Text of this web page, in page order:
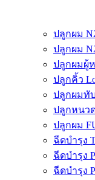
ปลูกผม
ปลูกผม
ปลูกผมผู้
ปลูกคิ้ว
ปลูกผมทั
ปลูกหนว
ปลูกผม
ฉีดบำรุง
ฉีดบำรุง
ฉีดบำรุง